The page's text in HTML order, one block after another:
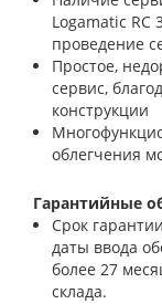
Logamatic RC
проведение
Простое,
сервис,
конструкции
облегчения
Гарантийные
Срок
даты ввода
более 27
склада.